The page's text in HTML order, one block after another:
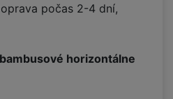
počas 2-4 dní,
bambusové horizontálne